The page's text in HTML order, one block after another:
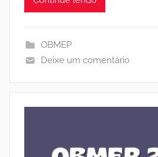
OBMEP
Deixe um comentário